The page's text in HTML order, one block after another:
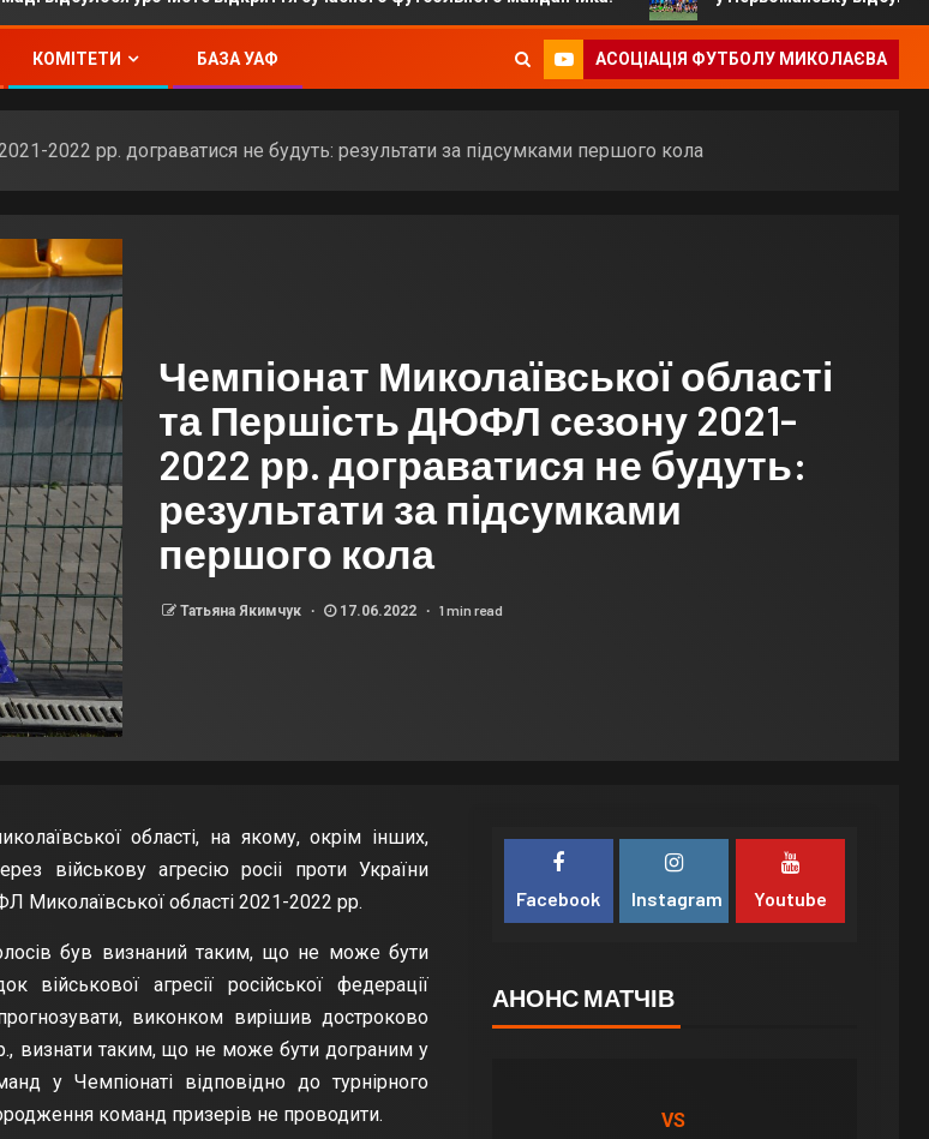
КОМІТЕТИ БАЗА УАФ АСОЦІАЦІЯ ФУТБОЛУ МИКОЛАЄВА
2022 рр. дограватися не будуть: результати за підсумками першого кола
Чемпіонат Миколаївської області
та Першість ДЮФЛ сезону 2021-
2022 рр. дограватися не будуть:
результати за підсумками
першого кола
Татьяна Якимчук 17.06.2022 1 min read
області, на якому, окрім інших,
військову агресію росіі проти України
Миколаївської області 2021-2022 рр.
був визнаний таким, що не може бути
агресії російської федерації
виконком вирішив достроково
визнати таким, що не може бути дограним у
у Чемпіонаті відповідно до турнірного
команд призерів не проводити.
Facebook Instagram Youtube
АНОНС МАТЧІВ
VS